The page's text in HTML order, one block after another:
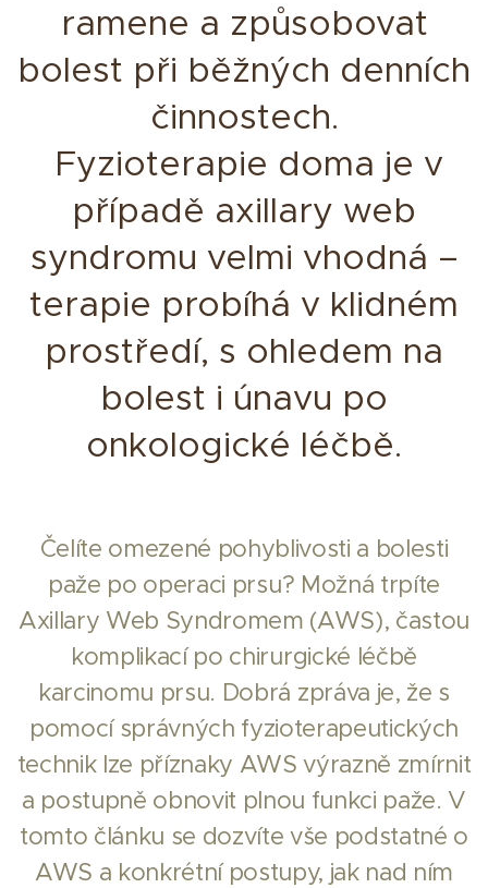
ramene a způsobovat
bolest při běžných denních
činnostech.
Fyzioterapie doma je v
případě axillary web
syndromu velmi vhodná –
terapie probíhá v klidném
prostředí, s ohledem na
bolest i únavu po
onkologické léčbě.
Čelíte omezené pohyblivosti a bolesti
paže po operaci prsu? Možná trpíte
Axillary Web Syndromem (AWS), častou
komplikací po chirurgické léčbě
karcinomu prsu. Dobrá zpráva je, že s
pomocí správných fyzioterapeutických
technik lze příznaky AWS výrazně zmírnit
a postupně obnovit plnou funkci paže. V
tomto článku se dozvíte vše podstatné o
AWS a konkrétní postupy, jak nad ním